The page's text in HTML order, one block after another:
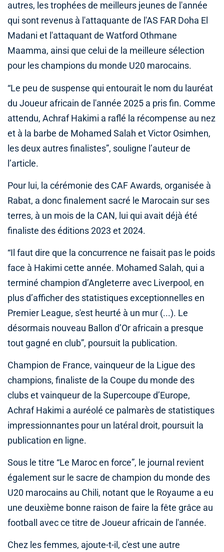
autres, les trophées de meilleurs jeunes de l'année
qui sont revenus à l'attaquante de l'AS FAR Doha El
Madani et l'attaquant de Watford Othmane
Maamma, ainsi que celui de la meilleure sélection
pour les champions du monde U20 marocains.
“Le peu de suspense qui entourait le nom du lauréat
du Joueur africain de l'année 2025 a pris fin. Comme
attendu, Achraf Hakimi a raflé la récompense au nez
et à la barbe de Mohamed Salah et Victor Osimhen,
les deux autres finalistes”, souligne l’auteur de
l’article.
Pour lui, la cérémonie des CAF Awards, organisée à
Rabat, a donc finalement sacré le Marocain sur ses
terres, à un mois de la CAN, lui qui avait déjà été
finaliste des éditions 2023 et 2024.
“Il faut dire que la concurrence ne faisait pas le poids
face à Hakimi cette année. Mohamed Salah, qui a
terminé champion d’Angleterre avec Liverpool, en
plus d’afficher des statistiques exceptionnelles en
Premier League, s'est heurté à un mur (...). Le
désormais nouveau Ballon d’Or africain a presque
tout gagné en club”, poursuit la publication.
Champion de France, vainqueur de la Ligue des
champions, finaliste de la Coupe du monde des
clubs et vainqueur de la Supercoupe d’Europe,
Achraf Hakimi a auréolé ce palmarès de statistiques
impressionnantes pour un latéral droit, poursuit la
publication en ligne.
Sous le titre “Le Maroc en force”, le journal revient
également sur le sacre de champion du monde des
U20 marocains au Chili, notant que le Royaume a eu
une deuxième bonne raison de faire la fête grâce au
football avec ce titre de Joueur africain de l'année.
Chez les femmes, ajoute-t-il, c'est une autre